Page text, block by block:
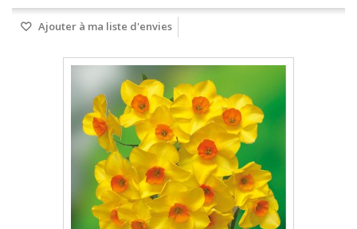
Ajouter à ma liste d'envies